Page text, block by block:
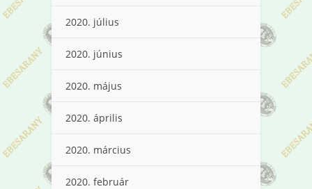
2020. július
2020. június
2020. május
2020. április
2020. március
2020. február